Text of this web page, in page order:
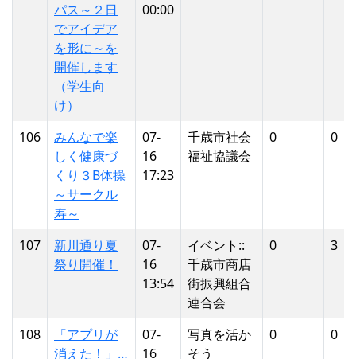
パス～２日
でアイデア
を形に～を
開催します
（学生向
け）
00:00
106
みんなで楽
しく健康づ
くり３B体操
～サークル
寿～
07-
16
17:23
千歳市社会
福祉協議会
0 0
107
新川通り夏
祭り開催！
07-
16
13:54
イベント::
千歳市商店
街振興組合
連合会
0 3
108
「アプリが
消えた！」…
07-
16
写真を活か
そう
0 0